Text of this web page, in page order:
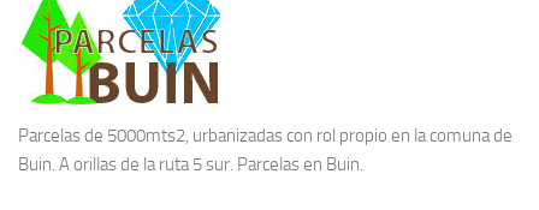
Parcelas de 5000mts2, urbanizadas con rol propio en la comuna de
Buin. A orillas de la ruta 5 sur. Parcelas en Buin.